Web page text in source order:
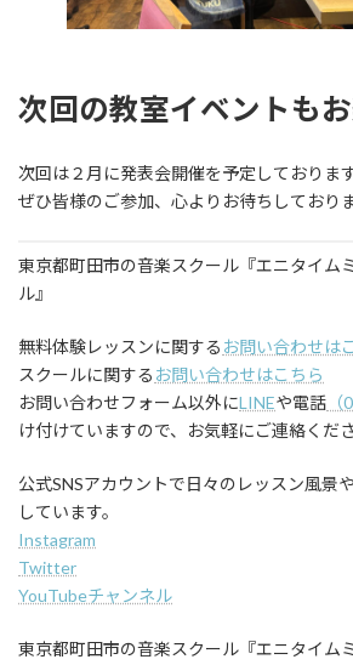
次回の教室イベントも
次回は２月に発表会開催を予定しております
ぜひ皆様のご参加、心よりお待ちしており
東京都町田市の音楽スクール『エニタイム
ル』
無料体験レッスンに関する お問い合わせは
スクールに関する お問い合わせはこちら
お問い合わせフォーム以外にLINEや電話
け付けていますので、お気軽にご連絡くだ
公式SNSアカウントで日々のレッスン風景
しています。
Instagram
Twitter
YouTubeチャンネル
東京都町田市の音楽スクール『エニタイム